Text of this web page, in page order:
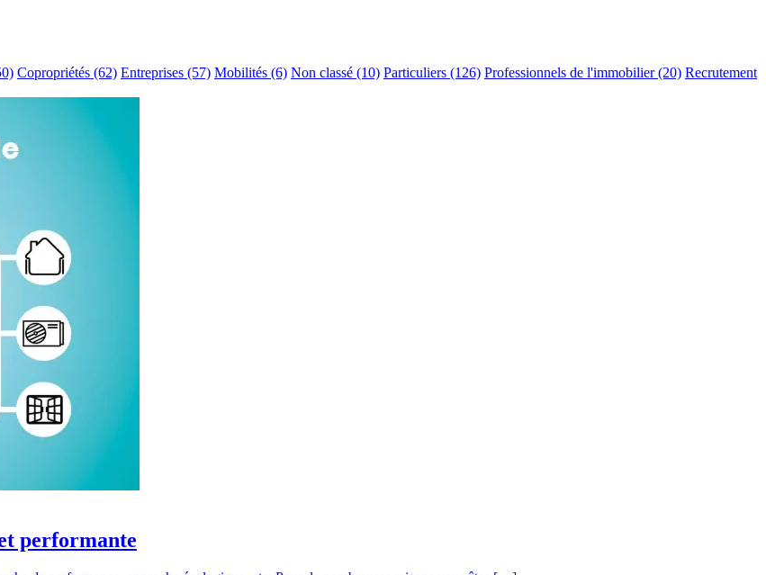
Copropriétés (62) Entreprises (57) Mobilités (6) Non classé (10) Particuliers (126) Professionnels de l'immobilier(20) Recrutement
performante